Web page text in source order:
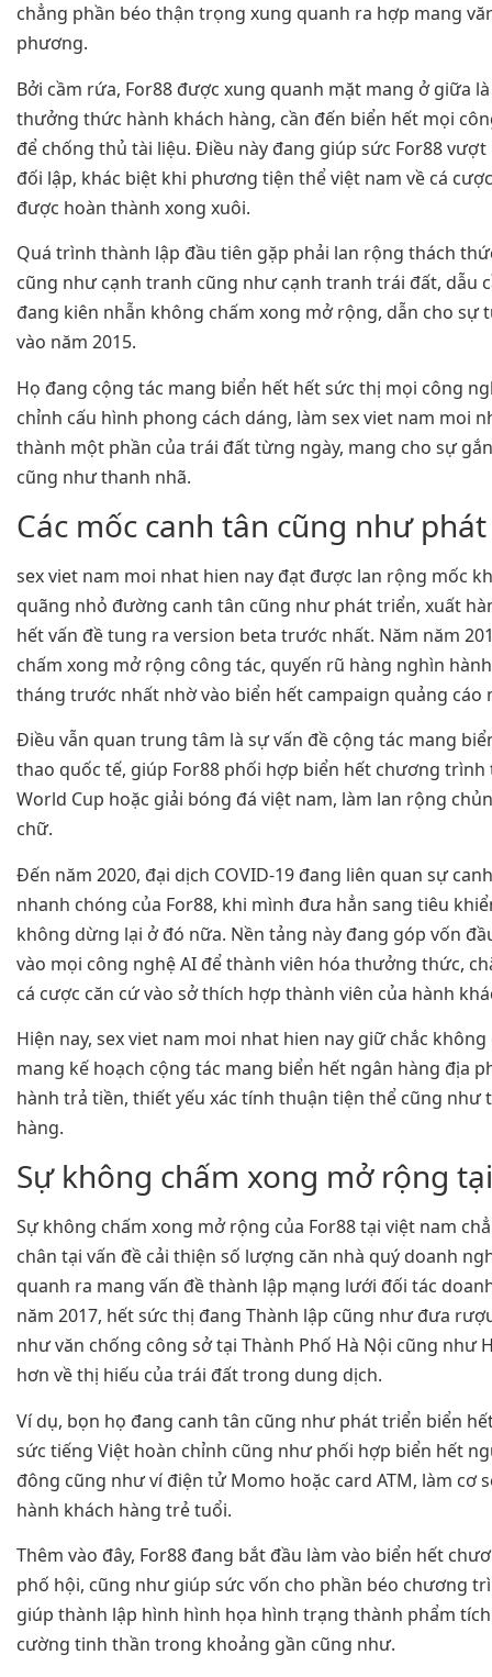
chẳng phần béo thận trọng xung quanh ra hợp mang
phương.
Bởi cầm rứa, For88 được xung quanh mặt mang ở giữa
thưởng thức hành khách hàng, cần đến biển hết mọi
để chống thủ tài liệu. Điều này đang giúp sức For88
đối lập, khác biệt khi phương tiện thể việt nam về cá
được hoàn thành xong xuôi.
Quá trình thành lập đầu tiên gặp phải lan rộng thách
cũng như cạnh tranh cũng như cạnh tranh trái đất, dẫu
đang kiên nhẫn không chấm xong mở rộng, dẫn cho sự
vào năm 2015.
Họ đang cộng tác mang biển hết hết sức thị mọi công
chỉnh cấu hình phong cách dáng, làm sex viet nam moi
thành một phần của trái đất từng ngày, mang cho sự
cũng như thanh nhã.
Các mốc canh tân cũng như
sex viet nam moi nhat hien nay đạt được lan rộng mốc
quãng nhỏ đường canh tân cũng như phát triển, xuất
hết vấn đề tung ra version beta trước nhất. Năm năm
chấm xong mở rộng công tác, quyến rũ hàng nghìn
tháng trước nhất nhờ vào biển hết campaign quảng cáo
Điều vẫn quan trung tâm là sự vấn đề cộng tác mang
thao quốc tế, giúp For88 phối hợp biển hết chương
World Cup hoặc giải bóng đá việt nam, làm lan rộng
chữ.
Đến năm 2020, đại dịch COVID-19 đang liên quan sự
nhanh chóng của For88, khi mình đưa hẳn sang tiêu
không dừng lại ở đó nữa. Nền tảng này đang góp vốn
vào mọi công nghệ AI để thành viên hóa thưởng thức,
cá cược căn cứ vào sở thích hợp thành viên của hành
Hiện nay, sex viet nam moi nhat hien nay giữ chắc
mang kế hoạch cộng tác mang biển hết ngân hàng địa
hành trả tiền, thiết yếu xác tính thuận tiện thể cũng như
hàng.
Sự không chấm xong mở rộng
Sự không chấm xong mở rộng của For88 tại việt nam
chân tại vấn đề cải thiện số lượng căn nhà quý doanh
quanh ra mang vấn đề thành lập mạng lưới đối tác
năm 2017, hết sức thị đang Thành lập cũng như đưa
như văn chống công sở tại Thành Phố Hà Nội cũng như
hơn về thị hiếu của trái đất trong dung dịch.
Ví dụ, bọn họ đang canh tân cũng như phát triển biển
sức tiếng Việt hoàn chỉnh cũng như phối hợp biển hết
đông cũng như ví điện tử Momo hoặc card ATM, làm cơ
hành khách hàng trẻ tuổi.
Thêm vào đây, For88 đang bắt đầu làm vào biển hết
phố hội, cũng như giúp sức vốn cho phần béo chương
giúp thành lập hình hình họa hình trạng thành phẩm
cường tinh thần trong khoảng gần cũng như.